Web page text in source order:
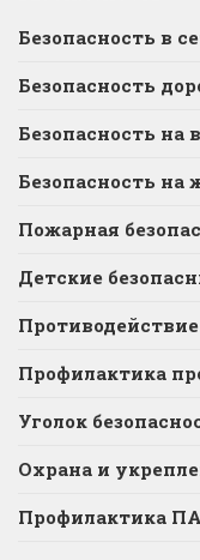
Безопасность в
Безопасность
Безопасность на
Безопасность на
Пожарная
Детские
Профилактика
Уголок
Охрана и
Профилактика